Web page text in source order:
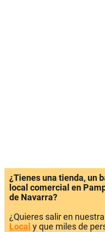
¿Tienes una tienda, un
local comercial en
de Navarra?
¿Quieres salir en
Local y que miles de